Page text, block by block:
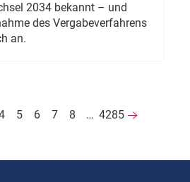
2034 bekannt – und
des Vergabeverfahrens
an.
5 6 7 8 … 4285